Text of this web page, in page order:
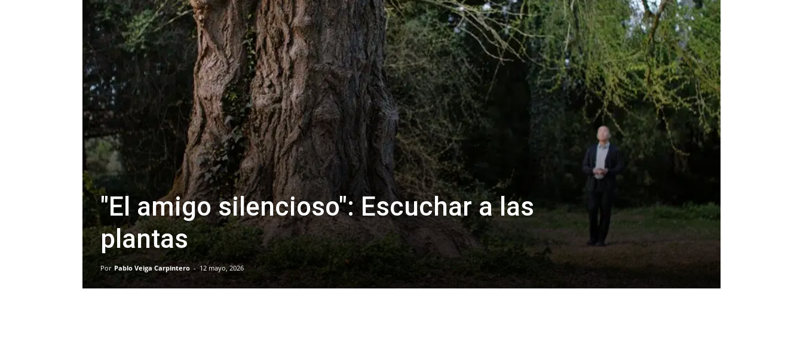
"El amigo silencioso": Escuchar a las
plantas
Por Pablo Veiga Carpintero - 12 mayo, 2026